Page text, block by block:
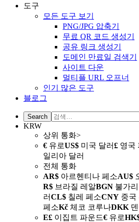
도구
모든 도구 보기
PNG/JPG 압축기
무료 QR 코드 생성기
공유 링크 생성기
도메인 만료일 검색기
사이트 다운
멀티플 URL 오프너
인기 많은 도구
블로그
KRW
상위 통화>
€ 유로US$ 미국 달러£ 영국
일리아 달러
전체 통화
AR$ 아르헨티나 페소AU$
R$ 브라질 레알BGN 불가
러CL$ 칠레 페소CNY 중국
페소Kč 체코 코루나DKK
E£ 이집트 파운드€ 유로